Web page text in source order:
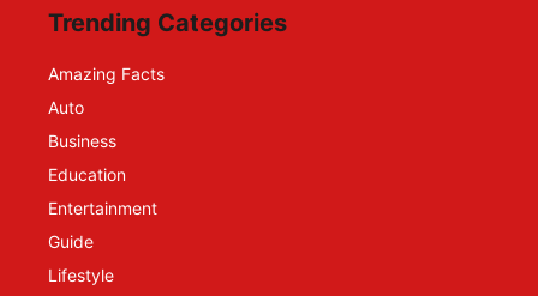
Trending Categories
Amazing Facts
Auto
Business
Education
Entertainment
Guide
Lifestyle